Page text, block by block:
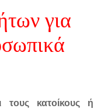
για
τους κατοίκους ή